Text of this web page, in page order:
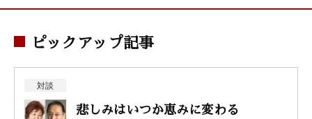
ピックアップ記事
対談
悲しみはいつか恵みに変わる